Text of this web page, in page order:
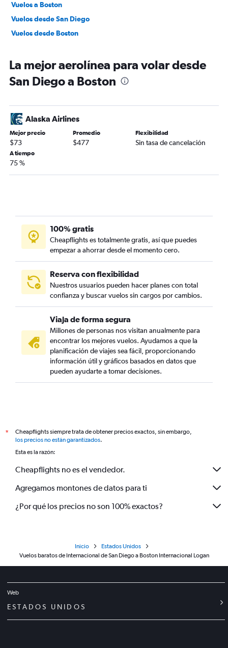
Vuelos a Boston
Vuelos desde San Diego
Vuelos desde Boston
La mejor aerolínea para volar desde
San Diego a Boston
Alaska Airlines
Mejor precio
$73
Promedio
$477
Flexibilidad
Sin tasa de cancelación
A tiempo
75 %
100% gratis
Cheapflights es totalmente gratis, así que puedes
empezar a ahorrar desde el momento cero.
Reserva con flexibilidad
Nuestros usuarios pueden hacer planes con total
confianza y buscar vuelos sin cargos por cambios.
Viaja de forma segura
Millones de personas nos visitan anualmente para
encontrar los mejores vuelos. Ayudamos a que la
planificación de viajes sea fácil, proporcionando
información útil y gráficos basados en datos que
pueden ayudarte a tomar decisiones.
*
Cheapflights siempre trata de obtener precios exactos, sin embargo,
los precios no están garantizados.
Esta es la razón:
Cheapflights no es el vendedor.
Agregamos montones de datos para ti
¿Por qué los precios no son 100% exactos?
Inicio
Estados Unidos
Vuelos baratos de Internacional de San Diego a Boston Internacional Logan
Web
ESTADOS UNIDOS